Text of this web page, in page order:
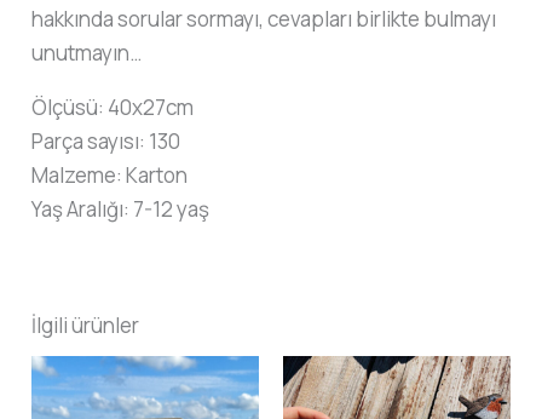
hakkında sorular sormayı, cevapları birlikte bulmayı
unutmayın…
Ölçüsü: 40x27cm
Parça sayısı: 130
Malzeme: Karton
Yaş Aralığı: 7-12 yaş
İlgili ürünler